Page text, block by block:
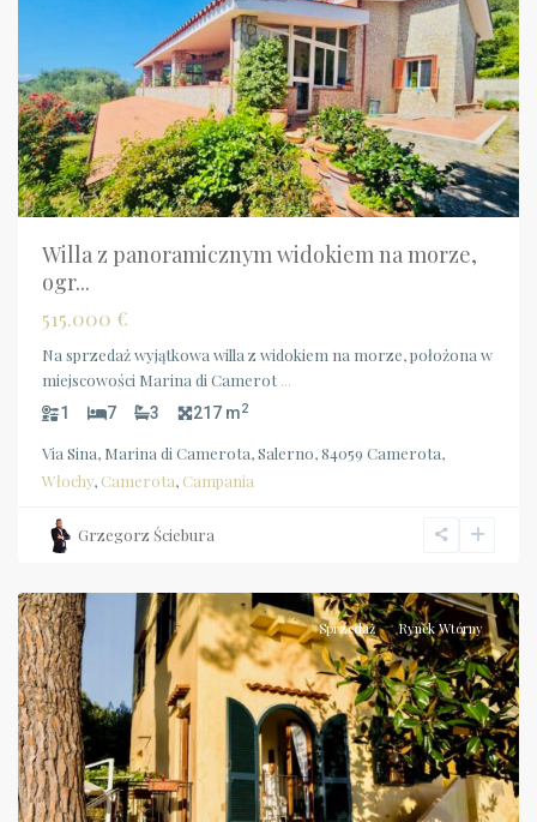
Willa z panoramicznym widokiem na morze,
ogr...
515.000 €
Na sprzedaż wyjątkowa willa z widokiem na morze, położona w
miejscowości Marina di Camerot...
1 7 3 217 m2
Via Sina, Marina di Camerota, Salerno, 84059 Camerota,
Włochy, Camerota, Campania
Grzegorz Ściebura
Calabria,
Sprzedaż Rynek Wtórny